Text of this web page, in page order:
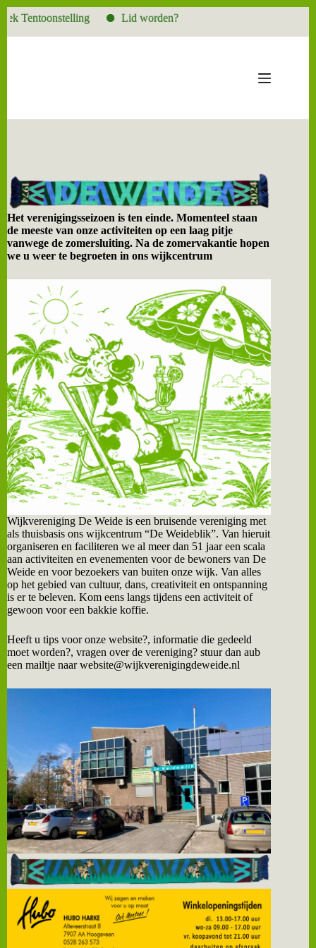
Tentoonstelling
Lid worden?
Het verenigingsseizoen is ten einde. Momenteel staan
de meeste van onze activiteiten op een laag pitje
vanwege de zomersluiting. Na de zomervakantie hopen
we u weer te begroeten in ons wijkcentrum
Wijkvereniging De Weide is een bruisende vereniging met
als thuisbasis ons wijkcentrum “De Weideblik”. Van hieruit
organiseren en faciliteren we al meer dan 51 jaar een scala
aan activiteiten en evenementen voor de bewoners van De
Weide en voor bezoekers van buiten onze wijk. Van alles
op het gebied van cultuur, dans, creativiteit en ontspanning
is er te beleven. Kom eens langs tijdens een activiteit of
gewoon voor een bakkie koffie.
Heeft u tips voor onze website?, informatie die gedeeld
moet worden?, vragen over de vereniging? stuur dan aub
een mailtje naar website@wijkverenigingdeweide.nl